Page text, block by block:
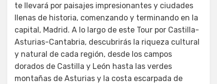
te llevará por paisajes impresionantes y ciudades
llenas de historia, comenzando y terminando en la
capital, Madrid. A lo largo de este Tour por Castilla-
Asturias-Cantabria, descubrirás la riqueza cultural
y natural de cada región, desde los campos
dorados de Castilla y León hasta las verdes
montañas de Asturias y la costa escarpada de